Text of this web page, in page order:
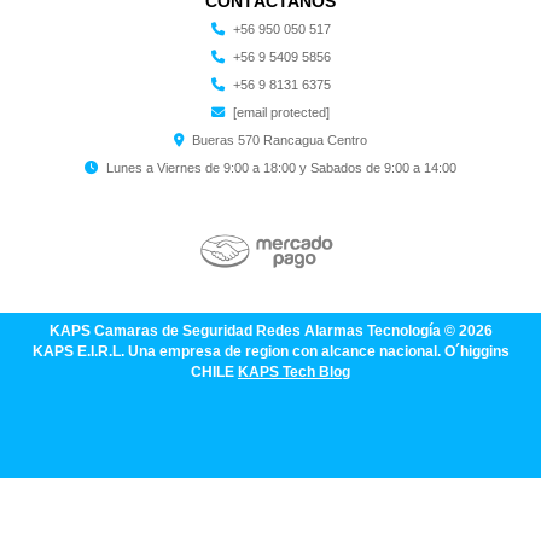
+56 950 050 517
+56 9 5409 5856
+56 9 8131 6375
[email protected]
Bueras 570 Rancagua Centro
Lunes a Viernes de 9:00 a 18:00 y Sabados de 9:00 a 14:00
KAPS Camaras de Seguridad Redes Alarmas Tecnología © 2026
KAPS E.I.R.L. Una empresa de region con alcance nacional. O´higgins
CHILE KAPS Tech Blog